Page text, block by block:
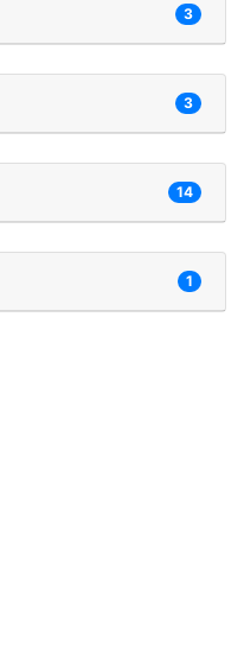
3
3
14
1